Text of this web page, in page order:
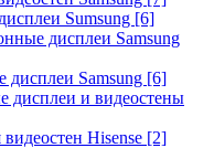
Sumsung [6]
дисплеи Samsung
дисплеи Samsung [6]
дисплеи и видеостены
Hisense [2]